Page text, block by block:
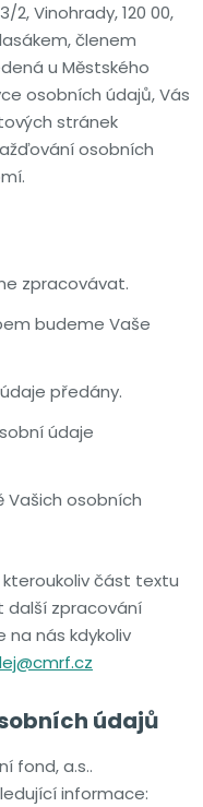
2, Vinohrady, 120 00,
členem
u Městského
osobních údajů, Vás
stránek
osobních
zpracovávat.
budeme Vaše
předány.
údaje
Vašich osobních
část textu
další zpracování
na nás kdykoliv
údajů
fond, a.s..
informace: